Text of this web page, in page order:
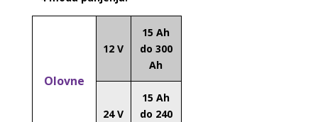
Olovne
12 V
15 Ah
do 300
Ah
24 V
15 Ah
do 240